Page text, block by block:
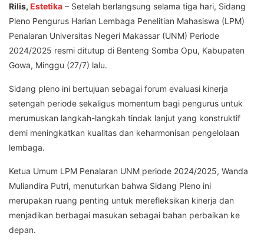
Rilis, Estetika – Setelah berlangsung selama tiga hari, Sidang
Pleno Pengurus Harian Lembaga Penelitian Mahasiswa (LPM)
Penalaran Universitas Negeri Makassar (UNM) Periode
2024/2025 resmi ditutup di Benteng Somba Opu, Kabupaten
Gowa, Minggu (27/7) lalu.
Sidang pleno ini bertujuan sebagai forum evaluasi kinerja
setengah periode sekaligus momentum bagi pengurus untuk
merumuskan langkah-langkah tindak lanjut yang konstruktif
demi meningkatkan kualitas dan keharmonisan pengelolaan
lembaga.
Ketua Umum LPM Penalaran UNM periode 2024/2025, Wanda
Muliandira Putri, menuturkan bahwa Sidang Pleno ini
merupakan ruang penting untuk merefleksikan kinerja dan
menjadikan berbagai masukan sebagai bahan perbaikan ke
depan.